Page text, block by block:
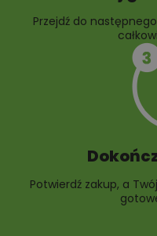
Przejdź do
Potwierdź zakup, a